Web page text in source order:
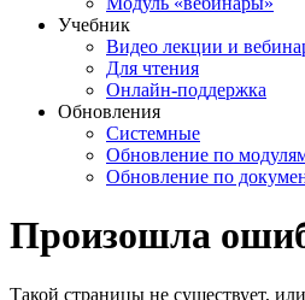
Учебник
Видео лекции и
Для чтения
Онлайн-поддержка
Обновления
Системные
Обновление по
Обновление по
Произошла
Такой страницы не существует,